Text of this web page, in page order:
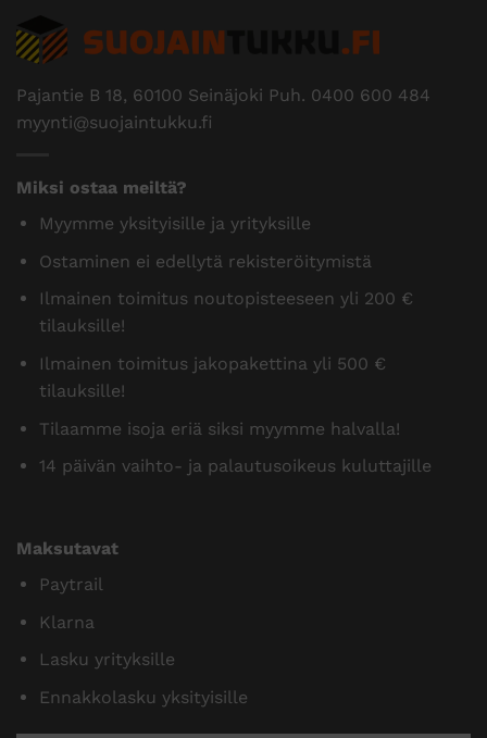
Pajantie B 18, 60100 Seinäjoki Puh.0400 600 484
myynti@suojaintukku.fi
Miksi ostaa meiltä?
Myymme yksityisille ja yrityksille
Ostaminen ei edellytä rekisteröitymistä
Ilmainen toimitus noutopisteeseen yli 200 €
tilauksille!
Tilaamme isoja eriä siksi myymme halvalla!
14 päivän vaihto- ja palautusoikeus kuluttajille